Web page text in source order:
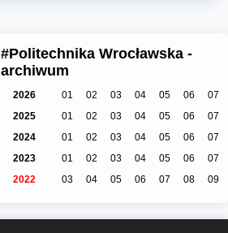
#Politechnika Wrocławska -
archiwum
2026 01 02 03 04 05 06
07
2025
01 02 03 04 05 06
07
2024
01 02 03 04 05 06
07
2023
01 02 03 04 05 06
07
2022
03 04 05 06 07 08 09